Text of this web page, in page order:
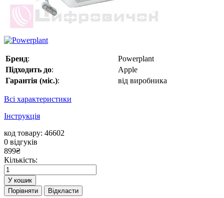
Бренд:
Powerplant
Підходить до:
Apple
Гарантія (міс.): від виробника
Всі характеристики
Інструкція
код товару: 46602
0 відгуків
899₴
Кількість:
У кошик
Порівняти
Відкласти